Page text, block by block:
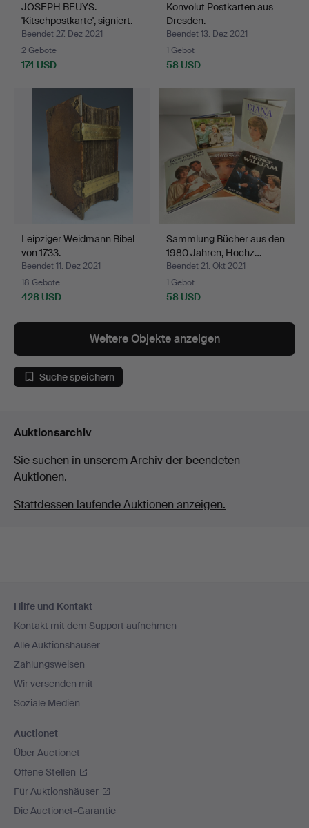
JOSEPH BEUYS.
'Kitschpostkarte', signiert.
Beendet 27. Dez 2021
2 Gebote
174 USD
Konvolut Postkarten aus
Dresden.
Beendet 13. Dez 2021
1 Gebot
58 USD
Leipziger Weidmann Bibel
von 1733.
Beendet 11. Dez 2021
18 Gebote
428 USD
Sammlung Bücher aus den
1980 Jahren, Hochz…
Beendet 21. Okt 2021
1 Gebot
58 USD
Weitere Objekte anzeigen
Suche speichern
Auktionsarchiv
Sie suchen in unserem Archiv der beendeten
Auktionen.
Stattdessen laufende Auktionen anzeigen.
Navigation
Hilfe und Kontakt
Kontakt mit dem Support aufnehmen
Alle Auktionshäuser
Zahlungsweisen
Wir versenden mit
Soziale Medien
Auctionet
Über Auctionet
Offene Stellen
Für Auktionshäuser
Die Auctionet-Garantie